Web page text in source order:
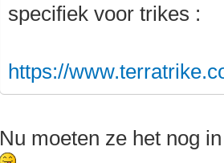
specifiek voor trikes :
https://
Nu moeten ze het nog